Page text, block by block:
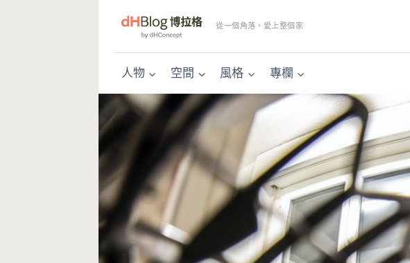
從一個角落，愛上整個家
人物 空間 風格 專欄